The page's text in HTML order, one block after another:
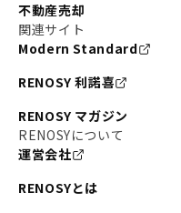
不動産売却
関連サイト
Modern Standard
RENOSY 利諾喜
RENOSY マガジン
RENOSYについて
運営会社
RENOSYとは